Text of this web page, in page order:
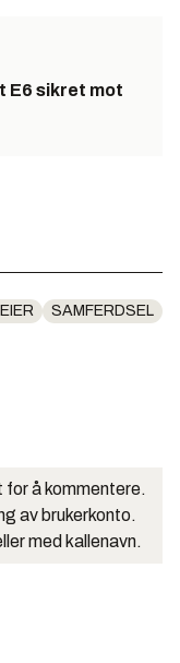
E6 sikret mot
SAMFERDSEL
å kommentere.
av brukerkonto.
med kallenavn.